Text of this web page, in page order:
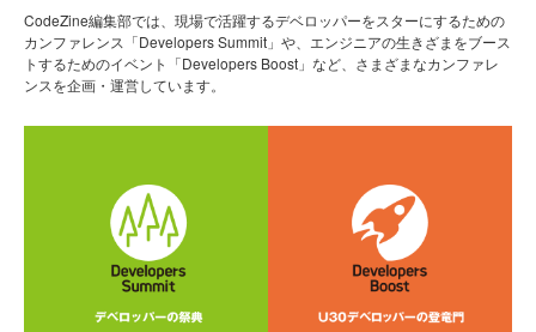
CodeZine編集部では、現場で活躍するデベロッパーをスターにするための
カンファレンス「Developers Summit」や、エンジニアの生きざまをブース
トするためのイベント「Developers Boost」など、さまざまなカンファレ
ンスを企画・運営しています。